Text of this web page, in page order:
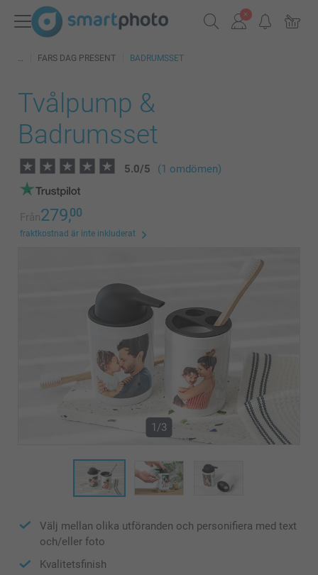
FARS DAG PRESENT BADRUMSSET
Tvålpump &
Badrumsset
5.0/5 (1 omdömen)
Från279,00
fraktkostnad är inte inkluderat
1/3
Välj mellan olika utföranden och personifiera med text
och/eller foto
Kvalitetsfinish